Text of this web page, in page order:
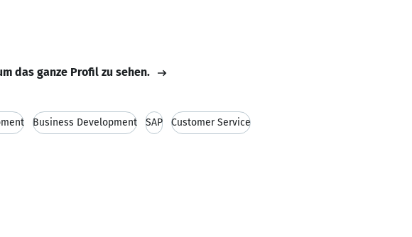
das ganze Profil zu sehen.
Business Development SAP Customer Service